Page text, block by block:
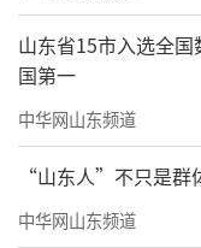
山东省15市入选全
国第一
中华网山东频道
“山东人”不只是群
中华网山东频道